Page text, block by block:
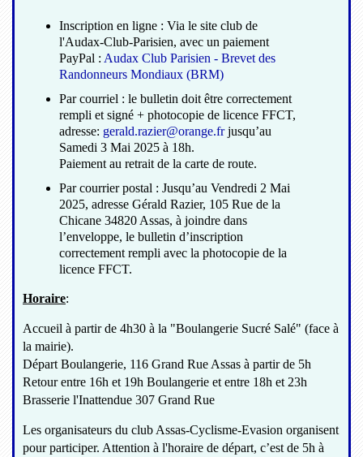
Inscription en ligne : Via le site club de
l'Audax-Club-Parisien, avec un paiement
PayPal : Audax Club Parisien - Brevet des
Randonneurs Mondiaux (BRM)
Par courriel : le bulletin doit être correctement
rempli et signé + photocopie de licence FFCT,
adresse: gerald.razier@orange.frjusqu’au
Samedi 3 Mai 2025 à 18h.
Paiement au retrait de la carte de route.
Par courrier postal : Jusqu’au Vendredi 2 Mai
2025, adresse Gérald Razier, 105 Rue de la
Chicane 34820 Assas, à joindre dans
l’enveloppe, le bulletin d’inscription
correctement rempli avec la photocopie de la
licence FFCT.
Horaire:
Accueil à partir de 4h30 à la "Boulangerie Sucré Salé" (face à
la mairie).
Départ Boulangerie, 116 Grand Rue Assas à partir de 5h
Retour entre 16h et 19h Boulangerie et entre 18h et 23h
Brasserie l'Inattendue 307 Grand Rue
Les organisateurs du club Assas-Cyclisme-Evasion organisent
pour participer. Attention à l'horaire de départ, c’est de 5h à